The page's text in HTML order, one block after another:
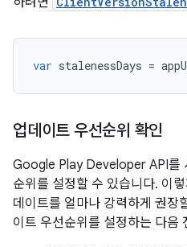
var stalenessDays =
업데이트 우선순위 확인
Google Play Developer API를
순위를 설정할 수 있습니다. 이
데이트를 얼마나 강력하게 권장
이트 우선순위를 설정하는 다음